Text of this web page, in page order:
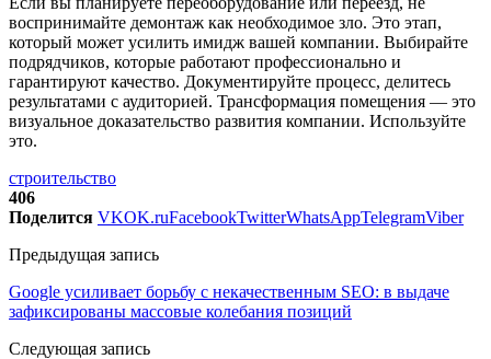
воспринимайте демонтаж как необходимое зло. Это этап,
который может усилить имидж вашей компании. Выбирайте
подрядчиков, которые работают профессионально и
гарантируют качество. Документируйте процесс, делитесь
результатами с аудиторией. Трансформация помещения — это
визуальное доказательство развития компании. Используйте
это.
строительство
406
Поделится VKOK.ruFacebookTwitterWhatsAppTelegramViber
Предыдущая запись
Google усиливает борьбу с некачественным SEO: в выдаче
зафиксированы массовые колебания позиций
Следующая запись